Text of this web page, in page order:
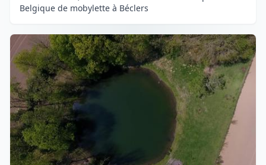
Belgique de mobylette à Béclers